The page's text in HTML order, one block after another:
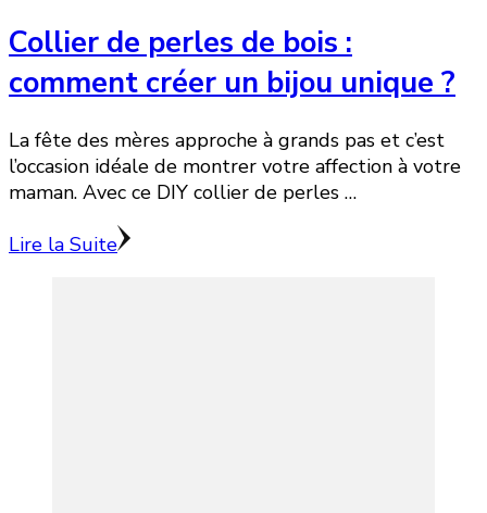
Collier de perles de bois :
comment créer un bijou unique ?
La fête des mères approche à grands pas et c’est
l’occasion idéale de montrer votre affection à votre
maman. Avec ce DIY collier de perles …
Lire la Suite